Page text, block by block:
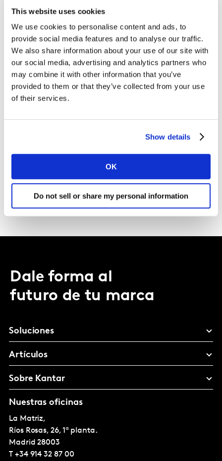
This website uses cookies
We use cookies to personalise content and ads, to
provide social media features and to analyse our traffic.
We also share information about your use of our site with
our social media, advertising and analytics partners who
may combine it with other information that you’ve
provided to them or that they’ve collected from your use
of their services.
Show details
OK
Do not sell or share my personal information
Dale forma al
futuro de tu marca
Soluciones
Artículos
Sobre Kantar
Nuestras oficinas
La Matriz,
Ríos Rosas, 26, 1ª planta.
Madrid 28003
T +34 914 32 87 00